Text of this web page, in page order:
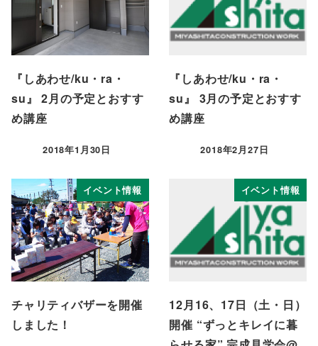
『しあわせ/ku・ra・
su』 2月の予定とおすす
め講座
投稿日
2018年1月30日
『しあわせ/ku・ra・
su』 3月の予定とおすす
め講座
投稿日
2018年2月27日
イベント情報
チャリティバザーを開催
しました！
イベント情報
12月16、17日（土・日）
開催 “ずっとキレイに暮